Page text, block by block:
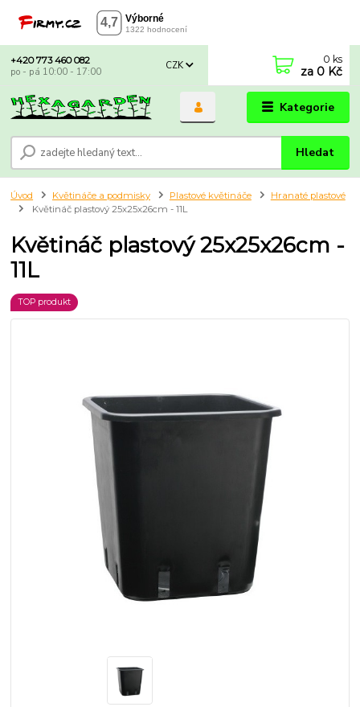
Kategorie
CZK
Hledat
+420 773 460 082
po - pá 10:00 - 17:00
0 ks
za 0 Kč
Úvod Květináče a podmisky Plastové květináče
Hranaté plastové
Květináč plastový 25x25x26cm - 11L
Květináč plastový 25x25x26cm -
11L
TOP produkt